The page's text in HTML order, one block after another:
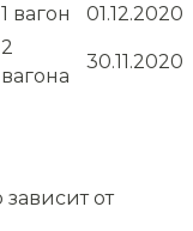
1 вагон 01.12.2020
2
вагона
30.11.2020
зависит от